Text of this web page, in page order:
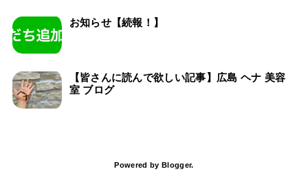
お知らせ【続報！】
【皆さんに読んで欲しい記事】広島 ヘナ 美容
室 ブログ
Powered by Blogger.